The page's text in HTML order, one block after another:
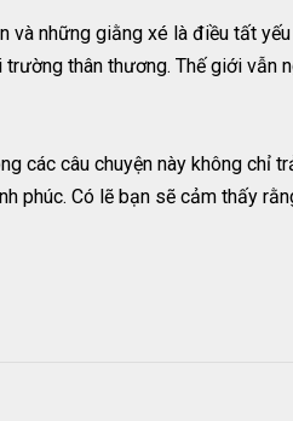
và những giằng xé là điều tất
thân thương. Thế giới vẫn
các câu chuyện này không chỉ
phúc. Có lẽ bạn sẽ cảm thấy